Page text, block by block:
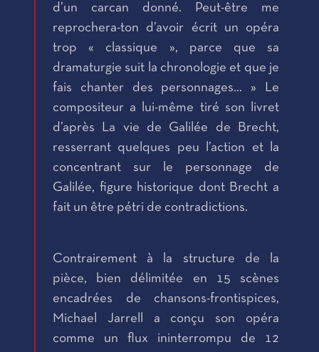
d’un carcan donné. Peut-être me
reprochera-ton d’avoir écrit un opéra
trop « classique », parce que sa
dramaturgie suit la chronologie et que je
fais chanter des personnages… » Le
compositeur a lui-même tiré son livret
d’après La vie de Galilée de Brecht,
resserrant quelques peu l’action et la
concentrant sur le personnage de
Galilée, figure historique dont Brecht a
fait un être pétri de contradictions.
Contrairement à la structure de la
pièce, bien délimitée en 15 scènes
encadrées de chansons-frontispices,
Michael Jarrell a conçu son opéra
comme un flux ininterrompu de 12